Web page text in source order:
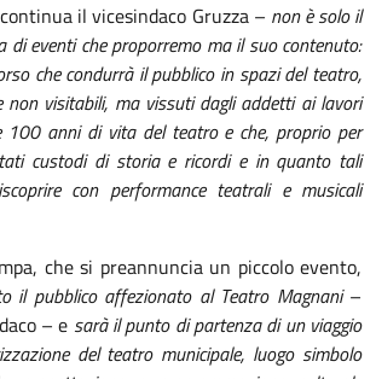
il vicesindaco Gruzza – non è solo il
di eventi che proporremo ma il suo contenuto:
che condurrà il pubblico in spazi del teatro,
non visitabili, ma vissuti dagli addetti ai lavori
100 anni di vita del teatro e che, proprio per
custodi di storia e ricordi e in quanto tali
con performance teatrali e musicali
che si preannuncia un piccolo evento,
il pubblico affezionato al Teatro Magnani–
– e sarà il punto di partenza di un viaggio
del teatro municipale, luogo simbolo